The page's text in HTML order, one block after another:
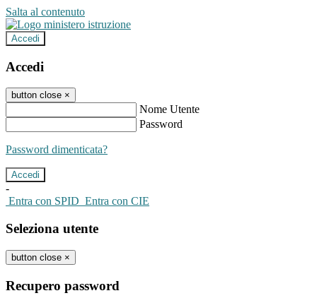
Salta al contenuto
Accedi
Accedi
button close ×
Nome Utente
Password
Password dimenticata?
-
Entra con SPID Entra con CIE
Seleziona utente
button close ×
Recupero password